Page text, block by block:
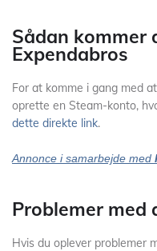
Sådan kommer
Expendabros
For at komme i gang med
oprette en Steam-konto,
dette direkte link.
Annonce i samarbejde med
Problemer
Hvis du oplever problemer